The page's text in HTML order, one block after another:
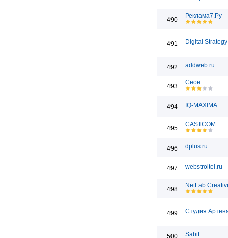
490
Реклама7.Ру
491 Digital Strategy
492 addweb.ru
493
Сеон
494 IQ-MAXIMA
495
CASTCOM
496 dplus.ru
497 webstroitel.ru
498
NetLab
499 Студия
Sabit